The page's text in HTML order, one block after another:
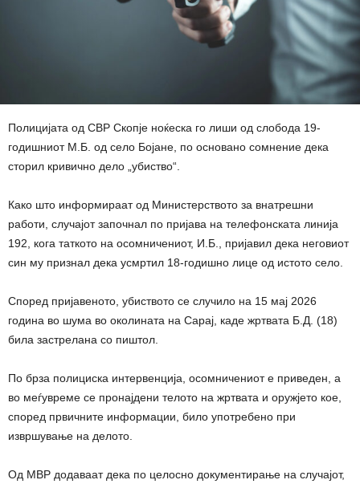
Полицијата од СВР Скопје ноќеска го лиши од слобода 19-
годишниот М.Б. од село Бојане, по основано сомнение дека
сторил кривично дело „убиство“.
Како што информираат од Министерството за внатрешни
работи, случајот започнал по пријава на телефонската линија
192, кога таткото на осомничениот, И.Б., пријавил дека неговиот
син му признал дека усмртил 18-годишно лице од истото село.
Според пријавеното, убиството се случило на 15 мај 2026
година во шума во околината на Сарај, каде жртвата Б.Д. (18)
била застрелана со пиштол.
По брза полициска интервенција, осомничениот е приведен, а
во меѓувреме се пронајдени телото на жртвата и оружјето кое,
според првичните информации, било употребено при
извршување на делото.
Од МВР додаваат дека по целосно документирање на случајот,